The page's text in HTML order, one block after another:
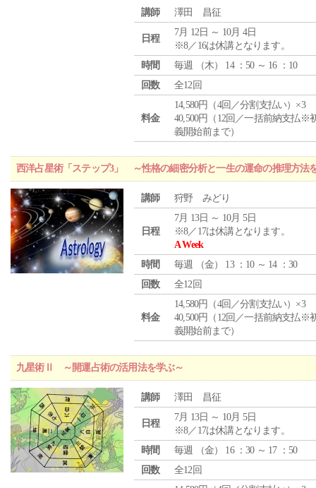
講師 澤田 昌征
日程
7月 12日 ～ 10月 4日
※8／16は休講となります。
時間
毎週 （木） 14 ：50 ～ 16 ：10
回数
全12回
料金
14,580円（4回／分割支払い）×3
40,500円（12回／一括前納支払※
義開始前まで）
西洋占星術「ステップ3」 ～性格の細密分析と一生の運命の推理方法
講師 狩野 みどり
日程
7月 13日 ～ 10月 5日
※8／17は休講となります。
A Week
時間
毎週 （金） 13 ：10 ～ 14 ：30
回数
全12回
料金
14,580円（4回／分割支払い）×3
40,500円（12回／一括前納支払※
義開始前まで）
九星術Ⅱ ～開運占術の活用法を学ぶ～
講師 澤田 昌征
日程
7月 13日 ～ 10月 5日
※8／17は休講となります。
時間
毎週 （金） 16 ：30 ～ 17 ：50
回数
全12回